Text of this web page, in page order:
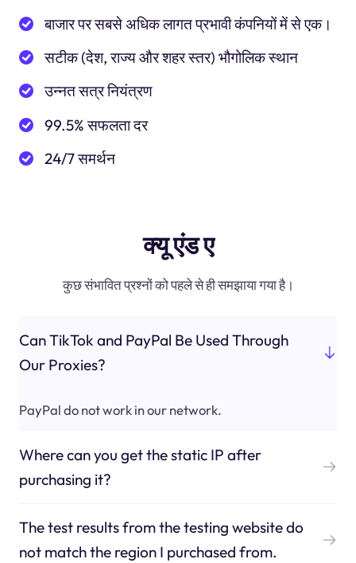
बाजार पर सबसे अधिक लागत प्रभावी कंपनियों में से एक।
सटीक (देश, राज्य और शहर स्तर) भौगोलिक स्थान
उन्नत सत्र नियंत्रण
99.5% सफलता दर
24/7 समर्थन
क्यू एंड ए
कुछ संभावित प्रश्नों को पहले से ही समझाया गया है।
Can TikTok and PayPal Be Used Through
Our Proxies?
PayPal do not work in our network.
Where can you get the static IP after
purchasing it?
The test results from the testing website do
not match the region I purchased from.